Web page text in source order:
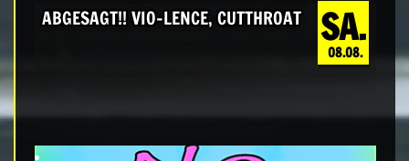
SA.
08.08.
ABGESAGT!! VIO-LENCE, CUTTHROAT